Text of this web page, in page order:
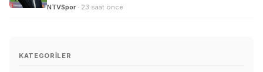
NTVSpor· 23 saat önce
KATEGORILER